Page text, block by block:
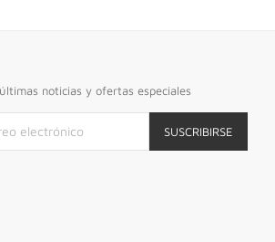
noticias y ofertas especiales